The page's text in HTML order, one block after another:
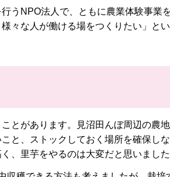
うNPO法人で、ともに農業体験事業
々な人が働ける場をつくりたい」と
とがあります。見沼田んぼ周辺の農
と、ストックしておく場所を確保し
、里芋をやるのは大変だと思いまし